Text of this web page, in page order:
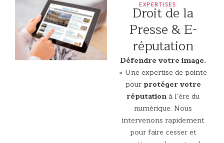
EXPERTISES
Droit de la
Presse & E-
réputation
Défendre votre image.
« Une expertise de pointe
pour protéger votre
réputation à l’ère du
numérique. Nous
intervenons rapidement
pour faire cesser et